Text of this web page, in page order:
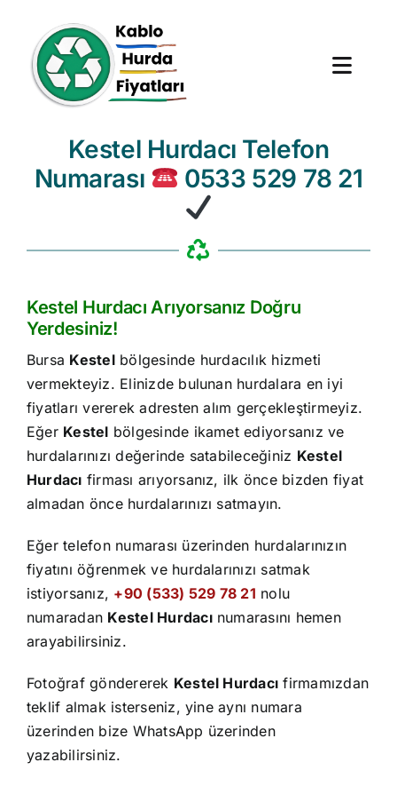
content
Anasayfa
Hurda Fiyatları
Hizmet Bölgeleri
Hakkımızda
Blog
İletişim
Kestel Hurdacı Telefon
Numarası
0533 529 78 21
Kestel Hurdacı Arıyorsanız Doğru
Yerdesiniz!
Bursa Kestelbölgesinde hurdacılık hizmeti
vermekteyiz. Elinizde bulunan hurdalara en iyi
fiyatları vererek adresten alım gerçekleştirmeyiz.
Eğer Kestel bölgesinde ikamet ediyorsanız ve
hurdalarınızı değerinde satabileceğiniz Kestel
Hurdacı firması arıyorsanız, ilk önce bizden fiyat
almadan önce hurdalarınızı satmayın.
Eğer telefon numarası üzerinden hurdalarınızın
fiyatını öğrenmek ve hurdalarınızı satmak
istiyorsanız, +90 (533) 529 78 21 nolu
numaradan Kestel Hurdacınumarasını hemen
arayabilirsiniz.
Fotoğraf göndererek Kestel Hurdacı firmamızdan
teklif almak isterseniz, yine aynı numara
üzerinden bize WhatsApp üzerinden
yazabilirsiniz.